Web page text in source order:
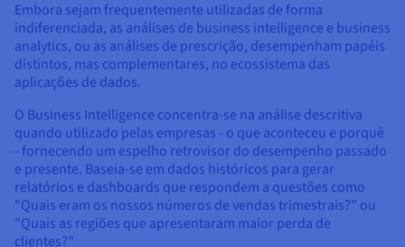
Embora sejam frequentemente utilizadas de forma
indiferenciada, as análises de business intelligence e business
analytics, ou as análises de prescrição, desempenham papéis
distintos, mas complementares, no ecossistema das
aplicações de dados.
O Business Intelligence concentra-se na análise descritiva
quando utilizado pelas empresas - o que aconteceu e porquê
- fornecendo um espelho retrovisor do desempenho passado
e presente. Baseia-se em dados históricos para gerar
relatórios e dashboards que respondem a questões como
"Quais eram os nossos números de vendas trimestrais?" ou
"Quais as regiões que apresentaram maior perda de
clientes?"